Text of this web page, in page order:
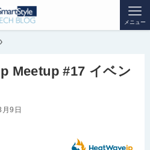
メニュー
Meetup #17 イベン
9日